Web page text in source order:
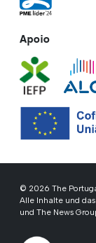
Apoio
© 2026 The
Alle Inhalte und
und The News